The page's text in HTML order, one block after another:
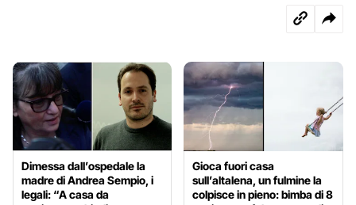
Dimessa dall’ospedale la
madre di Andrea Sempio, i
legali: “A casa da
Gioca fuori casa
sull’altalena, un fulmine la
colpisce in pieno: bimba di 8